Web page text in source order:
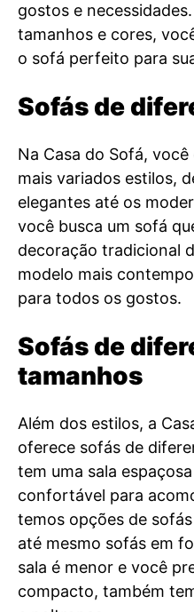
gostos e
tamanhos e cores,
o sofá perfeito para
Sofás de
Na Casa do Sofá,
mais variados estilos,
elegantes até os
você busca um sofá
decoração tradicional
modelo mais
para todos os gostos.
Sofás de
tamanhos
Além dos estilos, a
oferece sofás de
tem uma sala
confortável para
temos opções de
até mesmo sofás em
sala é menor e você
compacto, também